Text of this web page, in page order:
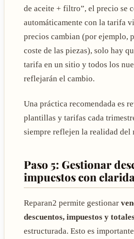
de aceite + filtro”, el precio se
automáticamente con la tarifa
precios cambian (por ejemplo,
coste de las piezas), solo hay
tarifa en un sitio y todos los
reflejarán el cambio.
Una práctica recomendada es
plantillas y tarifas cada
siempre reflejen la realidad del
Paso 5: Gestionar
impuestos con
Reparan2 permite gestionar
descuentos, impuestos y
estructurada. Esto es